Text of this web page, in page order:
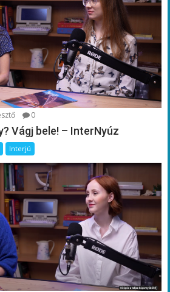
0
Vágj bele! – InterNyúz
Interjú